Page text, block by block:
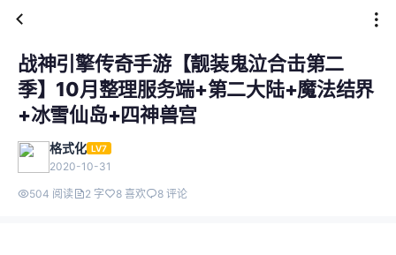
战神引擎传奇手游【靓装鬼泣合击第二
季】10月整理服务端+第二大陆+魔法结界
+冰雪仙岛+四神兽宫
格式化 LV7
2020-10-31
504 阅读 2 字 8 喜欢 8 评论